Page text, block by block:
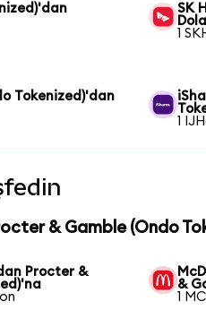
SK
1
Tokenized)'dan
1
& Gamble (Ondo
Procter &
&
1